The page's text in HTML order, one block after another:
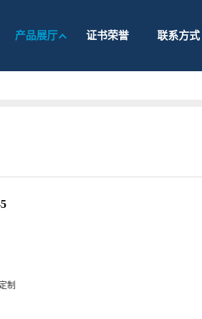
产品展厅 证书荣誉 联系方式
制